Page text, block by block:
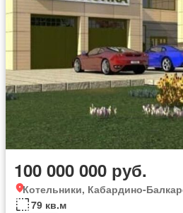
100 000 000 руб.
Котельники, Кабардино-
79 кв.м